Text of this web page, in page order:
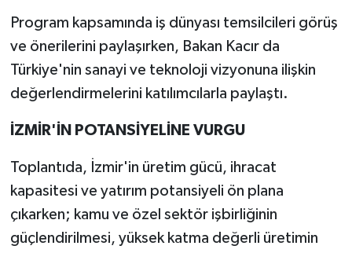
Program kapsamında iş dünyası temsilcileri görüş
ve önerilerini paylaşırken, Bakan Kacır da
Türkiye'nin sanayi ve teknoloji vizyonuna ilişkin
değerlendirmelerini katılımcılarla paylaştı.
İZMİR'İN POTANSİYELİNE VURGU
Toplantıda, İzmir'in üretim gücü, ihracat
kapasitesi ve yatırım potansiyeli ön plana
çıkarken; kamu ve özel sektör işbirliğinin
güçlendirilmesi, yüksek katma değerli üretimin